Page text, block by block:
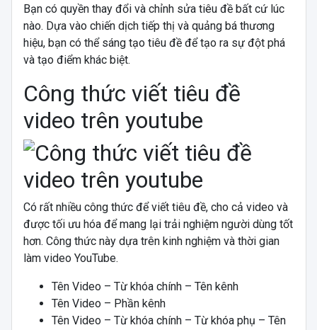
Bạn có quyền thay đổi và chỉnh sửa tiêu đề bất cứ lúc
nào. Dựa vào chiến dịch tiếp thị và quảng bá thương
hiệu, bạn có thể sáng tạo tiêu đề để tạo ra sự đột phá
và tạo điểm khác biệt.
Công thức viết tiêu đề
video trên youtube
Có rất nhiều công thức để viết tiêu đề, cho cả video và
được tối ưu hóa để mang lại trải nghiệm người dùng tốt
hơn. Công thức này dựa trên kinh nghiệm và thời gian
làm video YouTube.
Tên Video – Từ khóa chính – Tên kênh
Tên Video – Phần kênh
Tên Video – Từ khóa chính – Từ khóa phụ – Tên